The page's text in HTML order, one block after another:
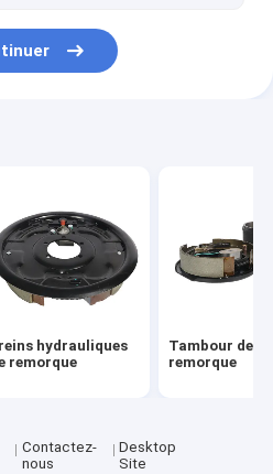
hydrauliques
remorque
Tambour de
remorque
Contactez-
nous
Desktop
Site